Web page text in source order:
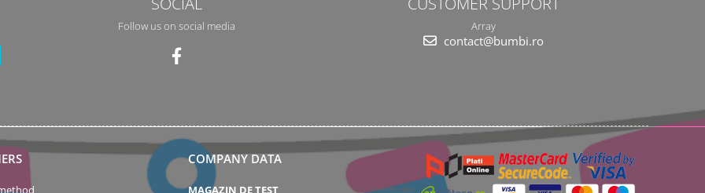
Follow us on social media Array
contact@bumbi.ro
COMPANY DATA
MAGAZIN DE TEST